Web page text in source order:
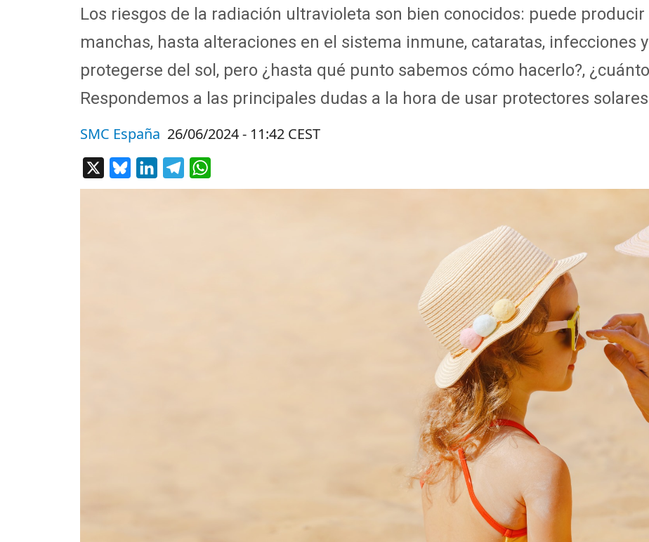
Los riesgos de la radiación ultravioleta son bien conocidos: puede
manchas, hasta alteraciones en el sistema inmune, cataratas, infecciones
protegerse del sol, pero ¿hasta qué punto sabemos cómo hacerlo?,
Respondemos a las principales dudas a la hora de usar protectores
SMC España 26/06/2024 - 11:42 CEST
BlueskyLinkedInTelegram